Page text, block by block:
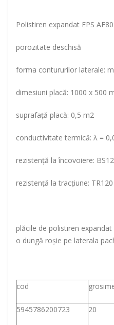
Polistiren expandat EPS AF80
porozitate deschisă
forma contururilor laterale:
dimesiuni placă: 1000 x 500
suprafaţă placă: 0,5 m2
conductivitate termică: λ =
rezistenţă la încovoiere:
rezistenţă la tracţiune:
plăcile de polistiren
o dungă roşie pe laterala
cod
5945786200723 20